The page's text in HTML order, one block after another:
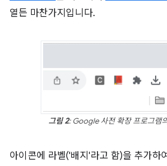
열든 마찬가지입니다.
그림 2: Google 사전 확장 프로그램
아이콘에 라벨('배지'라고 함)을 추가하